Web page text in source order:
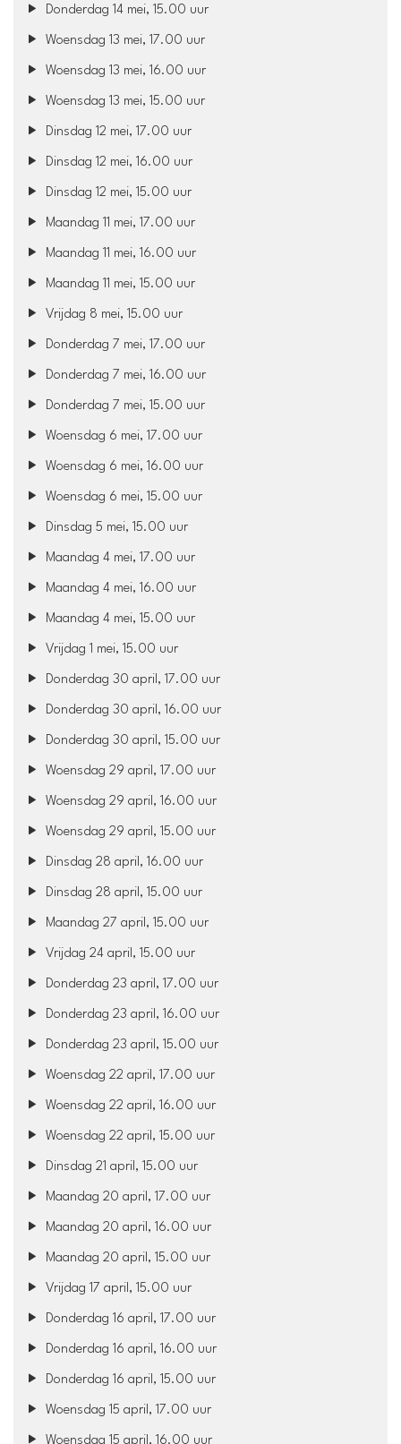
Donderdag 14 mei, 15.00 uur
Woensdag 13 mei, 17.00 uur
Woensdag 13 mei, 16.00 uur
Woensdag 13 mei, 15.00 uur
Dinsdag 12 mei, 17.00 uur
Dinsdag 12 mei, 16.00 uur
Dinsdag 12 mei, 15.00 uur
Maandag 11 mei, 17.00 uur
Maandag 11 mei, 16.00 uur
Maandag 11 mei, 15.00 uur
Vrijdag 8 mei, 15.00 uur
Donderdag 7 mei, 17.00 uur
Donderdag 7 mei, 16.00 uur
Donderdag 7 mei, 15.00 uur
Woensdag 6 mei, 17.00 uur
Woensdag 6 mei, 16.00 uur
Woensdag 6 mei, 15.00 uur
Dinsdag 5 mei, 15.00 uur
Maandag 4 mei, 17.00 uur
Maandag 4 mei, 16.00 uur
Maandag 4 mei, 15.00 uur
Vrijdag 1 mei, 15.00 uur
Donderdag 30 april, 17.00 uur
Donderdag 30 april, 16.00 uur
Donderdag 30 april, 15.00 uur
Woensdag 29 april, 17.00 uur
Woensdag 29 april, 16.00 uur
Woensdag 29 april, 15.00 uur
Dinsdag 28 april, 16.00 uur
Dinsdag 28 april, 15.00 uur
Maandag 27 april, 15.00 uur
Vrijdag 24 april, 15.00 uur
Donderdag 23 april, 17.00 uur
Donderdag 23 april, 16.00 uur
Donderdag 23 april, 15.00 uur
Woensdag 22 april, 17.00 uur
Woensdag 22 april, 16.00 uur
Woensdag 22 april, 15.00 uur
Dinsdag 21 april, 15.00 uur
Maandag 20 april, 17.00 uur
Maandag 20 april, 16.00 uur
Maandag 20 april, 15.00 uur
Vrijdag 17 april, 15.00 uur
Donderdag 16 april, 17.00 uur
Donderdag 16 april, 16.00 uur
Donderdag 16 april, 15.00 uur
Woensdag 15 april, 17.00 uur
Woensdag 15 april, 16.00 uur